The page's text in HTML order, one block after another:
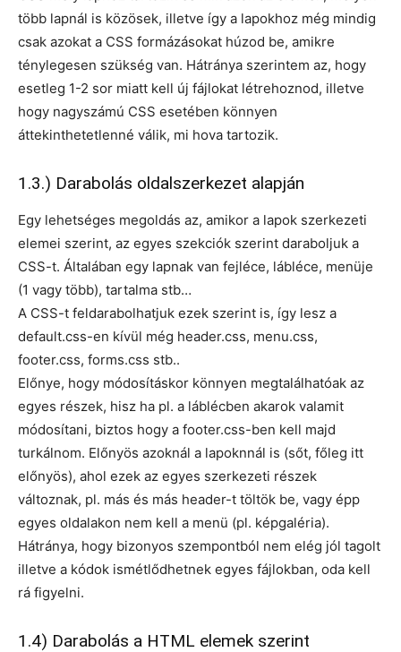
több lapnál is közösek, illetve így a lapokhoz még mindig
csak azokat a CSS formázásokat húzod be, amikre
ténylegesen szükség van. Hátránya szerintem az, hogy
esetleg 1-2 sor miatt kell új fájlokat létrehoznod, illetve
hogy nagyszámú CSS esetében könnyen
áttekinthetetlenné válik, mi hova tartozik.
1.3.) Darabolás oldalszerkezet alapján
Egy lehetséges megoldás az, amikor a lapok szerkezeti
elemei szerint, az egyes szekciók szerint daraboljuk a
CSS-t. Általában egy lapnak van fejléce, lábléce, menüje
(1 vagy több), tartalma stb…
A CSS-t feldarabolhatjuk ezek szerint is, így lesz a
default.css-en kívül még header.css, menu.css,
footer.css, forms.css stb..
Előnye, hogy módosításkor könnyen megtalálhatóak az
egyes részek, hisz ha pl. a láblécben akarok valamit
módosítani, biztos hogy a footer.css-ben kell majd
turkálnom. Előnyös azoknál a lapoknnál is (sőt, főleg itt
előnyös), ahol ezek az egyes szerkezeti részek
változnak, pl. más és más header-t töltök be, vagy épp
egyes oldalakon nem kell a menü (pl. képgaléria).
Hátránya, hogy bizonyos szempontból nem elég jól tagolt
illetve a kódok ismétlődhetnek egyes fájlokban, oda kell
rá figyelni.
1.4) Darabolás a HTML elemek szerint